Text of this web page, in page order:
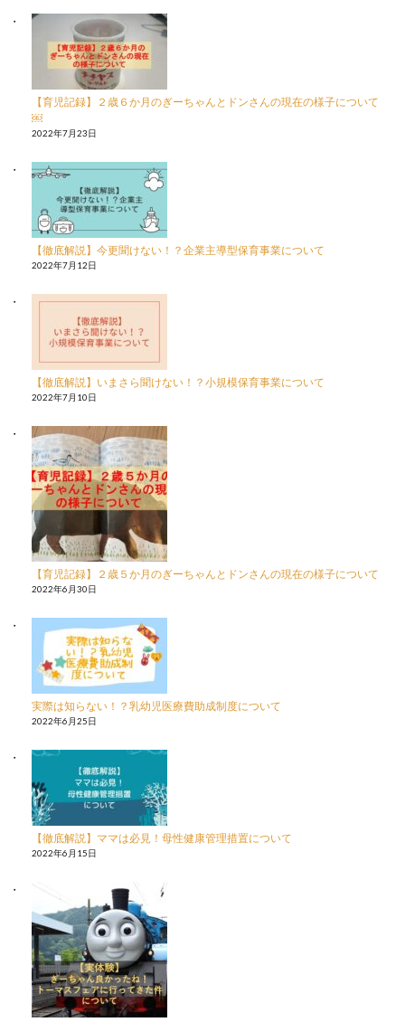
【育児記録】２歳６か月のぎーちゃんとドンさんの現在の様子について
￼
2022年7月23日
【徹底解説】今更聞けない！？企業主導型保育事業について
2022年7月12日
【徹底解説】いまさら聞けない！？小規模保育事業について
2022年7月10日
【育児記録】２歳５か月のぎーちゃんとドンさんの現在の様子について
2022年6月30日
実際は知らない！？乳幼児医療費助成制度について
2022年6月25日
【徹底解説】ママは必見！母性健康管理措置について
2022年6月15日